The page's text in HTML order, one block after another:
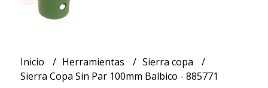
Inicio Herramientas
Sierra copa
Sierra Copa Sin Par 100mm Balbico - 885771